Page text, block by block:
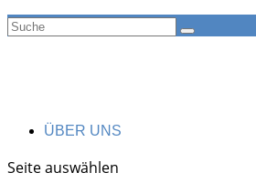
ÜBER UNS
Seite auswählen